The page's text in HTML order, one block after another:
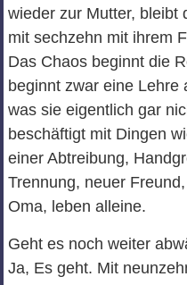
wieder zur Mutter, bleibt
mit sechzehn mit ihrem
Das Chaos beginnt die
beginnt zwar eine Lehre
was sie eigentlich gar
beschäftigt mit Dingen
einer Abtreibung,
Trennung, neuer
Oma, leben alleine.
Geht es noch weiter
Ja, Es geht. Mit